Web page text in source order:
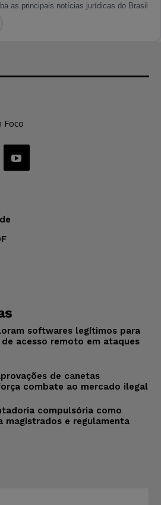
as principais notícias jurídicas do Brasil
Foco
softwares legítimos para
acesso remoto em ataques
de canetas
combate ao mercado ilegal
compulsória como
magistrados e regulamenta